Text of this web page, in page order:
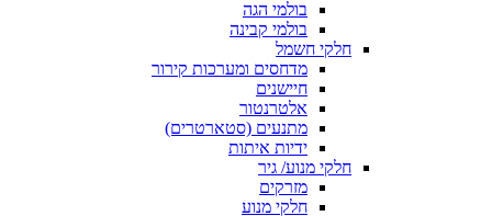
בולמי הגה
בולמי קבינה
חלקי חשמל
מדחסים ומערכות קירור
חיישנים
אלטרנטור
מתנעים (סטארטרים)
ידיות איתות
חלקי מנוע/ גיר
מזרקים
חלקי מנוע